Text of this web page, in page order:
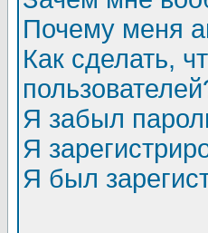
Почему меня
Как сделать,
Я забыл
Я
Я был